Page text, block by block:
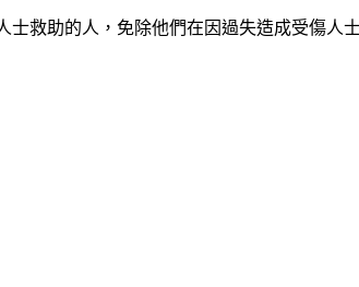
救助的人，免除他們在因過失造成受傷人